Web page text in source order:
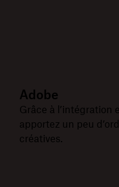
Adobe
Grâce à l’intégration
apportez un peu
créatives.